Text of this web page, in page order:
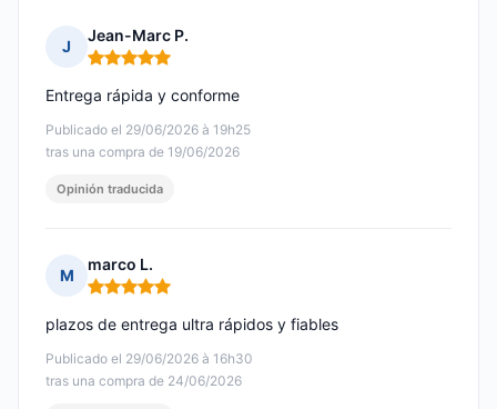
J
Jean-Marc P.
Nota: 5 de 5
Publicado el 29/06/2026 à 19h25
tras una compra de 19/06/2026
Entrega rápida y conforme
Opinión traducida
M
marco L.
Nota: 5 de 5
Publicado el 29/06/2026 à 16h30
tras una compra de 24/06/2026
plazos de entrega ultra rápidos y fiables